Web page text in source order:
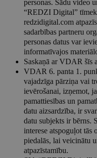
personas. Šādu video
“REDZI Digital”
redzidigital.com
sadarbības partneru
personas datus var
informatīvajos
Saskaņā ar VDAR šīs
VDAR 6. panta 1.
vajadzīga pārziņa vai
ievērošanai, izņemot,
pamattiesības un
datu aizsardzība, ir
datu subjekts ir
interese atspoguļot tās
piedalās, lai veicinātu
atpazīstamību.